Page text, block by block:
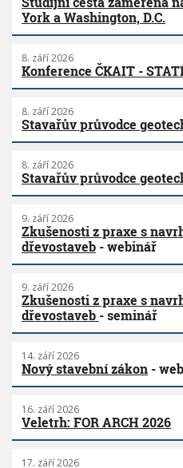
York a Washington, D.C.
8. září 2026
Konference ČKAIT -
8. září 2026
Stavařův průvodce
8. září 2026
Stavařův průvodce
9. září 2026
Zkušenosti z praxe s
dřevostaveb - webinář
9. září 2026
Zkušenosti z praxe s
dřevostaveb - seminář
14. září 2026
Nový stavební zákon -
16. září 2026
Veletrh: FOR ARCH 2026
17. září 2026